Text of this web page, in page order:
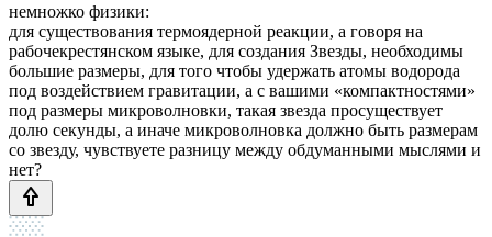
немножко физики:
для существования термоядерной реакции, а говоря на
рабочекрестянском языке, для создания Звезды, необходимы
большие размеры, для того чтобы удержать атомы водорода
под воздействием гравитации, а с вашими «компактностями»
под размеры микроволновки, такая звезда просуществует
долю секунды, а иначе микроволновка должно быть размерам
со звезду, чувствуете разницу между обдуманными мыслями и
нет?